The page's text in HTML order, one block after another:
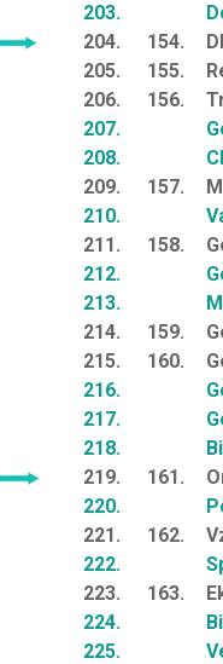
203.
204.
205.
206.
207.
208.
209.
210.
211.
212.
213.
214.
215.
216.
217.
218.
219.
220.
221.
222.
223.
224.
225.
154.
155.
156.
157.
158.
159.
160.
161.
162.
163.